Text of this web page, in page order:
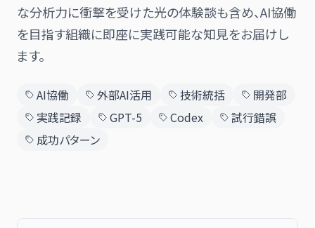
日本語 English
な分析力に衝撃を受けた光の体験談も含め、AI協働
を目指す組織に即座に実践可能な知見をお届けし
ます。
AI協働 外部AI活用 技術統括
開発部
実践記録
GPT-5 Codex
試行錯誤
成功パターン